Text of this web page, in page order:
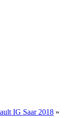
IG Saar 2018 »